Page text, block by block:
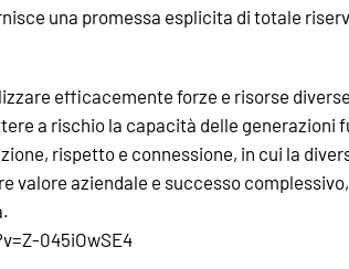
una promessa esplicita di totale
efficacemente forze e risorse
a rischio la capacità delle generazioni
rispetto e connessione, in cui la
valore aziendale e successo
045iOwSE4